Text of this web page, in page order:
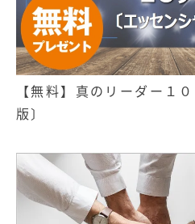
【無料】真のリーダー１
版〕